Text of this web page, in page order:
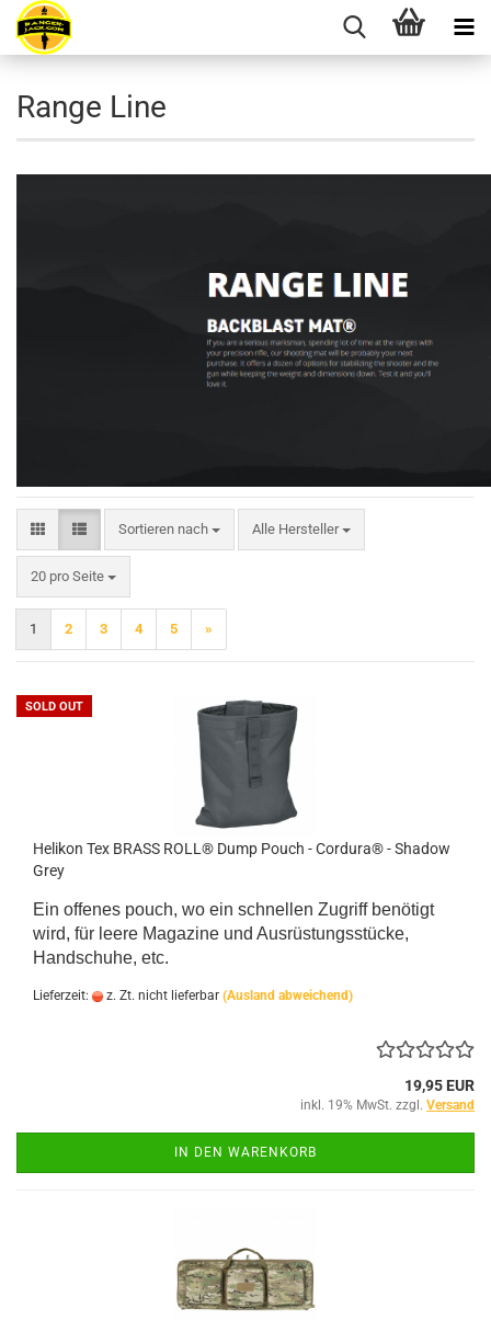
Range Line
Sortieren nach
Sortieren nach Alle Hersteller
20 pro Seite
pro Seite
1 2 3 4 5 »
SOLD OUT
Helikon Tex BRASS ROLL® Dump Pouch - Cordura® - Shadow
Grey
Ein offenes pouch, wo ein schnellen Zugriff benötigt
wird, für leere Magazine und Ausrüstungsstücke,
Handschuhe, etc.
Lieferzeit: z. Zt. nicht lieferbar (Ausland abweichend)
19,95 EUR
inkl. 19% MwSt. zzgl. Versand
IN DEN WARENKORB